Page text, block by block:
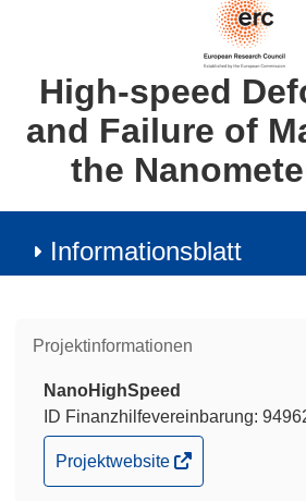
High-speed
and Failure of
the
Informationsblatt
Projektinformationen
NanoHighSpeed
ID Finanzhilfevereinbarung:
(öffnet
in
Projektwebsite